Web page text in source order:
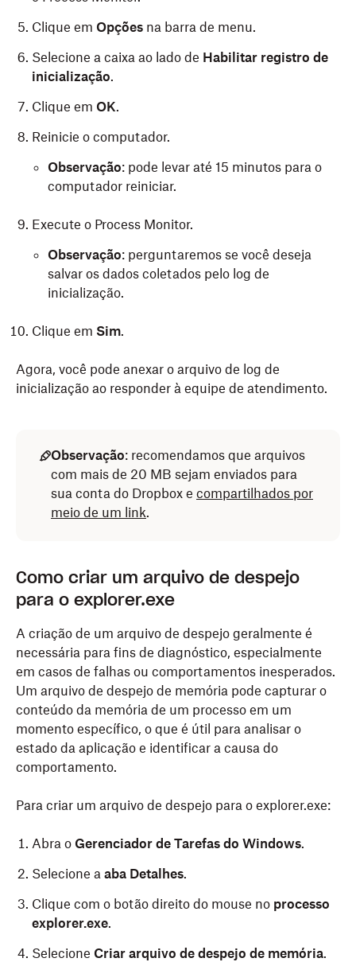
Clique em Opções na barra de menu.
Selecione a caixa ao lado de Habilitar registro de
inicialização.
Clique em OK.
Reinicie o computador.
Observação: pode levar até 15 minutos para o
computador reiniciar.
Execute o Process Monitor.
Observação: perguntaremos se você deseja
salvar os dados coletados pelo log de
inicialização.
Clique em Sim.
Agora, você pode anexar o arquivo de log de
inicialização ao responder à equipe de atendimento.
Observação: recomendamos que arquivos
com mais de 20 MB sejam enviados para
sua conta do Dropbox e compartilhados por
meio de um link.
Como criar um arquivo de despejo
para o explorer.exe
A criação de um arquivo de despejo geralmente é
necessária para fins de diagnóstico, especialmente
em casos de falhas ou comportamentos inesperados.
Um arquivo de despejo de memória pode capturar o
conteúdo da memória de um processo em um
momento específico, o que é útil para analisar o
estado da aplicação e identificar a causa do
comportamento.
Para criar um arquivo de despejo para o explorer.exe:
Abra o Gerenciador de Tarefas do Windows.
Selecione a aba Detalhes.
Clique com o botão direito do mouse no processo
explorer.exe.
Selecione Criar arquivo de despejo de memória.